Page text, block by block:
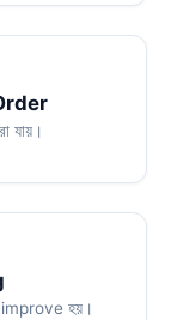
যায়।
হয়।